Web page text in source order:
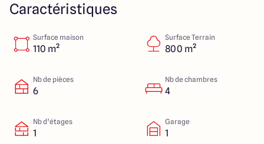
4.9
Caractéristiques
Surface maison
110 m²
Surface Terrain
800 m²
Nb de pièces
6
Nb de chambres
4
Nb d’étages
1
Garage
1